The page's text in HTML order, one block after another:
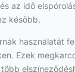
az idő
később.
használatát
Ezek